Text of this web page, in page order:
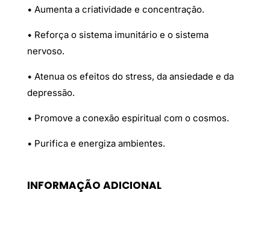
• Aumenta a criatividade e concentração.
• Reforça o sistema imunitário e o sistema
nervoso.
• Atenua os efeitos do stress, da ansiedade e da
depressão.
• Promove a conexão espiritual com o cosmos.
• Purifica e energiza ambientes.
INFORMAÇÃO ADICIONAL